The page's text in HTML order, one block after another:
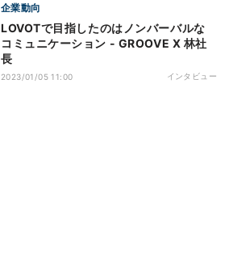
企業動向
LOVOTで目指したのはノンバーバルな
コミュニケーション - GROOVE X 林社
長
2023/01/05 11:00 インタビュー